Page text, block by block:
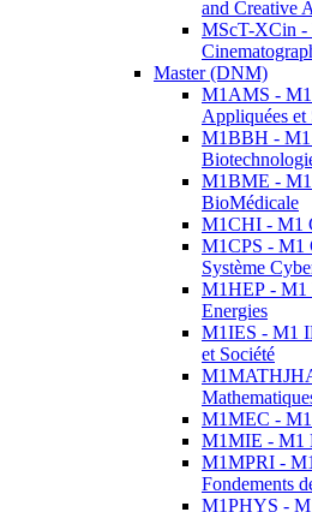
and Creative
MScT-XCin -
Master (DNM)
M1AMS - M1
Appliquées et
M1BBH -
M1BME -
BioMédicale
M1CHI - M1
M1CPS - M1
Système
M1HEP - M1
Energies
M1IES - M1
et Société
M1MEC -
M1MIE - M1
M1MPRI -
Fondements
M1PHYS -